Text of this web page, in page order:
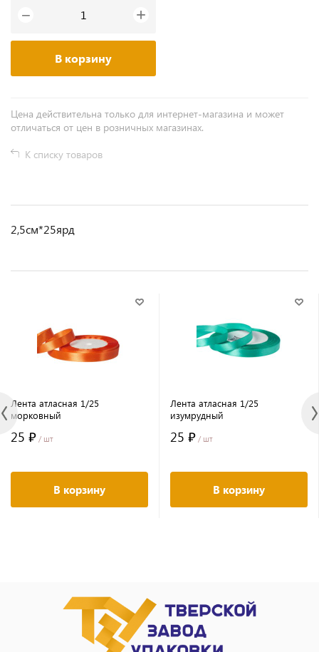
− +
В корзину
Цена действительна только для интернет-магазина и может
отличаться от цен в розничных магазинах.
К списку товаров
2,5см*25ярд
Лента атласная 1/25
морковный
25 ₽ / шт
В корзину
Лента атласная 1/25
изумрудный
25 ₽ / шт
В корзину